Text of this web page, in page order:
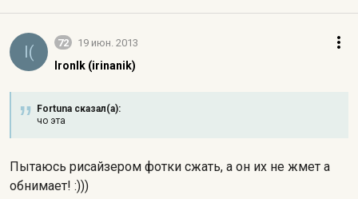
I( 72 19 июн. 2013
IronIk (irinanik)
Fortuna сказал(а):
чо эта
Пытаюсь рисайзером фотки сжать, а он их не жмет а
обнимает! :)))